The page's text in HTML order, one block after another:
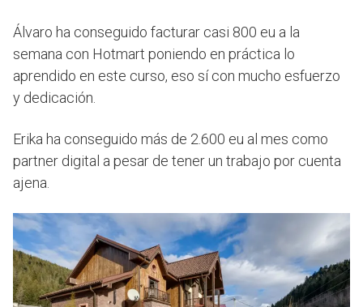
Álvaro ha conseguido facturar casi 800 eu a la
semana con Hotmart poniendo en práctica lo
aprendido en este curso, eso sí con mucho esfuerzo
y dedicación.
Erika ha conseguido más de 2.600 eu al mes como
partner digital a pesar de tener un trabajo por cuenta
ajena.